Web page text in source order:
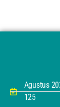
Agustus
125